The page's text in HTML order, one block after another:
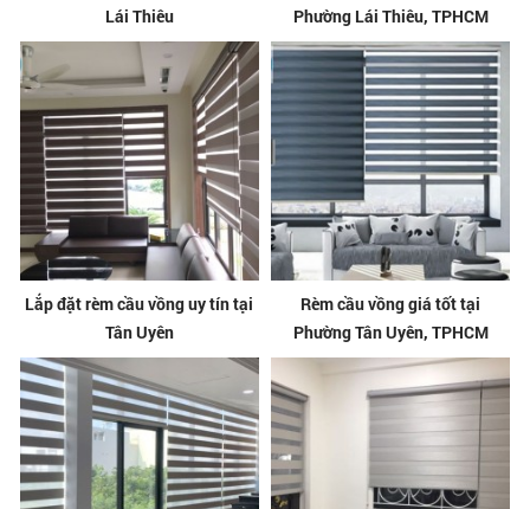
Lái Thiêu
Phường Lái Thiêu, TPHCM
Lắp đặt rèm cầu vồng uy tín tại
Tân Uyên
Rèm cầu vồng giá tốt tại
Phường Tân Uyên, TPHCM